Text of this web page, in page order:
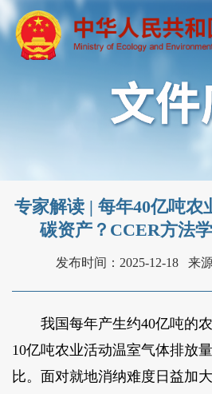
专家解读 | 每年40亿吨农
碳资产？CCER方法
发布时间：2025-12-18 来
我国每年产生约40亿吨的农
10亿吨农业活动温室气体排放
比。面对就地消纳难度日益加